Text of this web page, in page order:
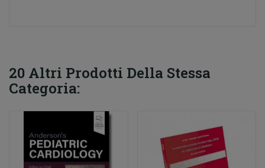
20 Altri Prodotti Della Stessa
Categoria: